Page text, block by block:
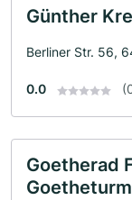
Günther
Berliner Str. 56,
0.0
Goetherad
Goetheturm